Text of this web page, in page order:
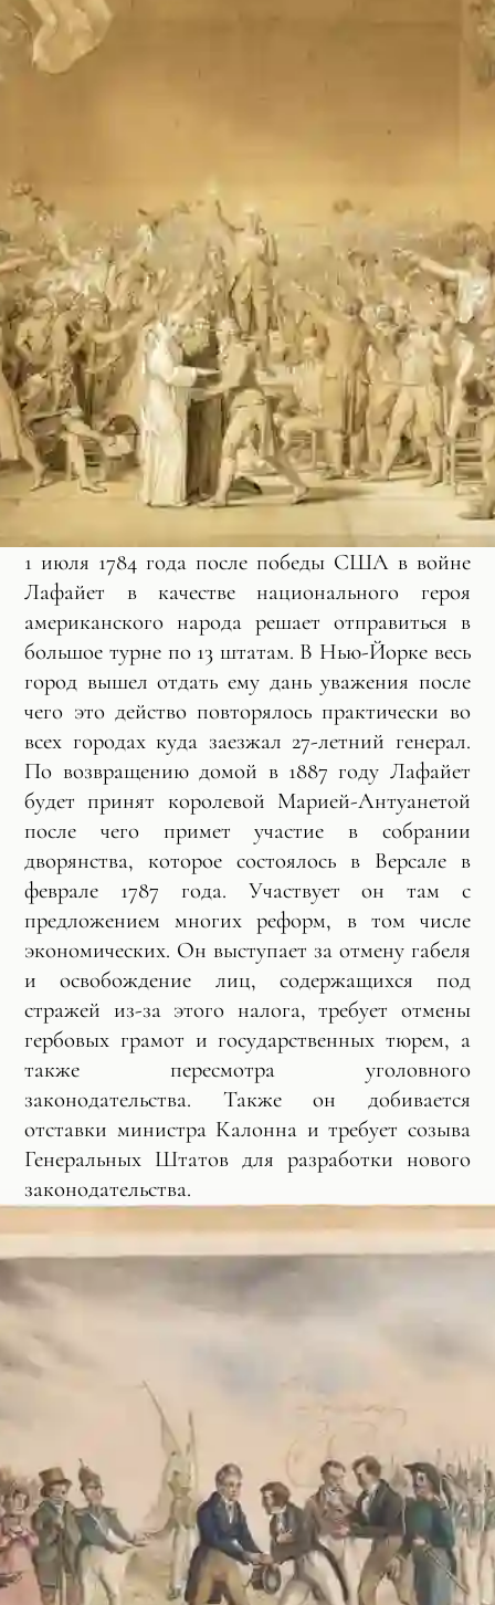
1 июля 1784 года после победы США в войне
Лафайет в качестве национального героя
американского народа решает отправиться в
большое турне по 13 штатам. В Нью-Йорке весь
город вышел отдать ему дань уважения после
чего это действо повторялось практически во
всех городах куда заезжал 27-летний генерал.
По возвращению домой в 1887 году Лафайет
будет принят королевой Марией-Антуанетой
после чего примет участие в собрании
дворянства, которое состоялось в Версале в
феврале 1787 года. Участвует он там с
предложением многих реформ, в том числе
экономических. Он выступает за отмену габеля
и освобождение лиц, содержащихся под
стражей из-за этого налога, требует отмены
гербовых грамот и государственных тюрем, а
также пересмотра уголовного
законодательства. Также он добивается
отставки министра Калонна и требует созыва
Генеральных Штатов для разработки нового
законодательства.